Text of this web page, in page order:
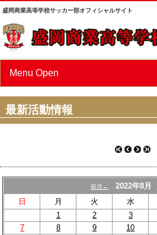
盛岡商業高等学校サッカー部オフィシャルサイト
Menu Open
ニュース
スケジュール
OBページ
あすなろ会（父母会）
最新活動情報
前月← 2022年8月
日 月 火 水
1
2 3
7
8 9 10